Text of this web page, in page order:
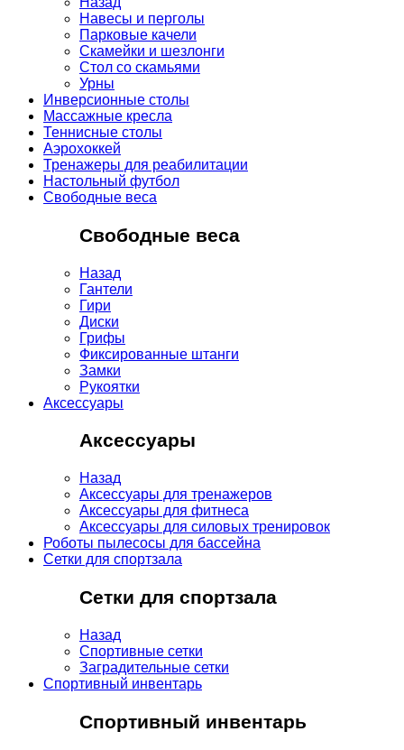
Навесы и перголы
Парковые качели
Скамейки и шезлонги
Стол со скамьями
Урны
Инверсионные столы
Массажные кресла
Теннисные столы
Аэрохоккей
Тренажеры для реабилитации
Настольный футбол
Свободные веса
Свободные веса
Назад
Гантели
Гири
Диски
Грифы
Фиксированные штанги
Замки
Рукоятки
Аксессуары
Аксессуары
Назад
Аксессуары для тренажеров
Аксессуары для фитнеса
Аксессуары для силовых тренировок
Роботы пылесосы для бассейна
Сетки для спортзала
Сетки для спортзала
Назад
Спортивные сетки
Заградительные сетки
Спортивный инвентарь
Спортивный инвентарь